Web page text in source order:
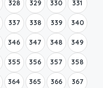
328 329 330 331
337 338 339 340
346 347 348 349
355 356 357 358
364 365 366 367